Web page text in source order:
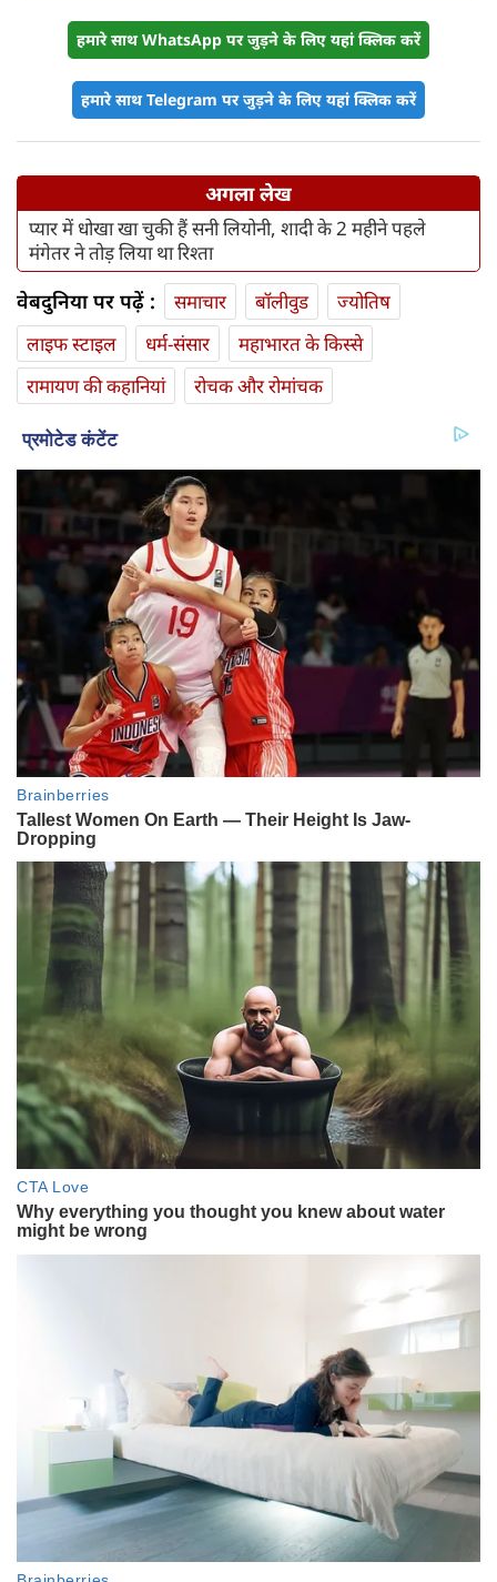
हमारे साथ WhatsApp पर जुड़ने के लिए यहां क्लिक करें
हमारे साथ Telegram पर जुड़ने के लिए यहां क्लिक करें
अगला लेख
प्यार में धोखा खा चुकी हैं सनी लियोनी, शादी के 2 महीने पहले
मंगेतर ने तोड़ लिया था रिश्ता
वेबदुनिया पर पढ़ें : समाचार बॉलीवुड
ज्योतिष
लाइफ स्‍टाइल
धर्म-संसार
महाभारत के किस्से
रामायण की कहानियां
रोचक और रोमांचक